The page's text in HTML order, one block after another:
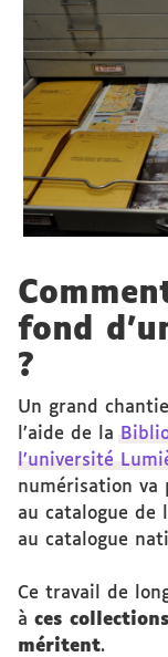
fond
?
Un grand
l’aide de la
l’université
numérisation va
au catalogue de
au catalogue
Ce travail de
à ces
méritent.